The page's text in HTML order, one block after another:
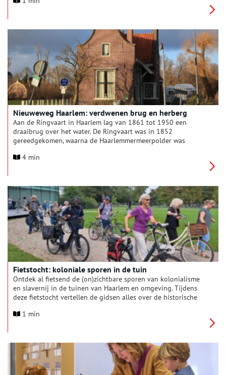
Het depot van de door hem opgerichte Stichting Kees Verwey
Verweys ontwikkeling vanaf zijn vroege jaren tot de
topstukken uit zijn latere werk, waarin zijn kenmerkende
kleurrijke en expressieve schilderstijl volledig tot bloei komt.
Nieuweweg Haarlem: verdwenen brug en herberg
Aan de Ringvaart in Haarlem lag van 1861 tot 1950 een
draaibrug over het water. De Ringvaart was in 1852
gereedgekomen, waarna de Haarlemmermeerpolder was
kunnen laten reizen, werden verschillende bruggen over de
staan met de Zomervaart richting het centrum van Haarlem.
4 min
Fietstocht: koloniale sporen in de tuin
Ontdek al fietsend de (on)zichtbare sporen van kolonialisme
en slavernij in de tuinen van Haarlem en omgeving. Tijdens
deze fietstocht vertellen de gidsen alles over de historische
het slavernijverleden. De tocht is een samenwerking tussen
1 min